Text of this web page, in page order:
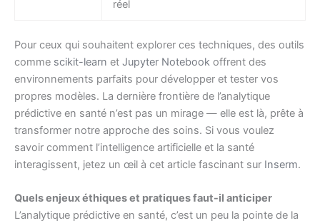
réel
Pour ceux qui souhaitent explorer ces techniques, des outils
comme scikit-learn et Jupyter Notebook offrent des
environnements parfaits pour développer et tester vos
propres modèles. La dernière frontière de l’analytique
prédictive en santé n’est pas un mirage — elle est là, prête à
transformer notre approche des soins. Si vous voulez
savoir comment l’intelligence artificielle et la santé
interagissent, jetez un œil à cet article fascinant sur Inserm.
Quels enjeux éthiques et pratiques faut-il anticiper
L’analytique prédictive en santé, c’est un peu la pointe de la